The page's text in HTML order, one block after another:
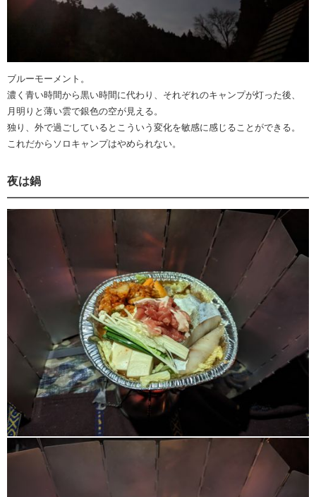
ブルーモーメント。
濃く青い時間から黒い時間に代わり、それぞれのキャンプが灯った後、
月明りと薄い雲で銀色の空が見える。
独り、外で過ごしているとこういう変化を敏感に感じることができる。
これだからソロキャンプはやめられない。
夜は鍋